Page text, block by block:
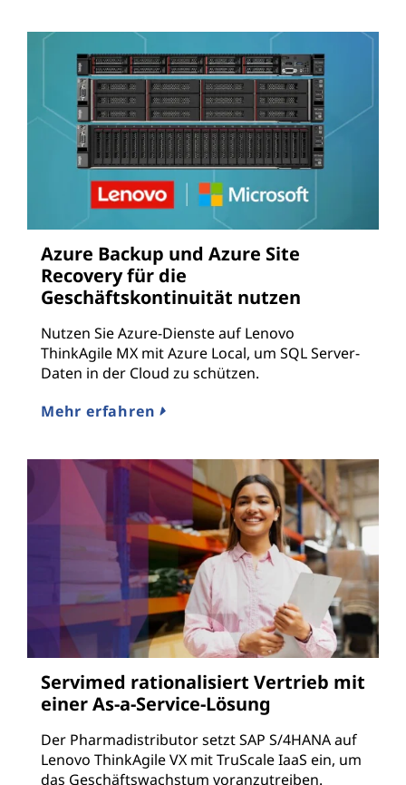
Azure Backup und Azure Site
Recovery für die
Geschäftskontinuität nutzen
Nutzen Sie Azure-Dienste auf Lenovo
ThinkAgile MX mit Azure Local, um SQL Server-
Daten in der Cloud zu schützen.
Mehr erfahren
Servimed rationalisiert Vertrieb mit
einer As-a-Service-Lösung
Der Pharmadistributor setzt SAP S/4HANA auf
Lenovo ThinkAgile VX mit TruScale IaaS ein, um
das Geschäftswachstum voranzutreiben.